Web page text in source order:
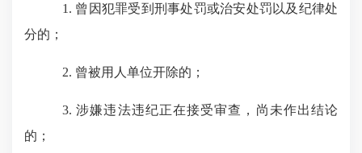
1. 曾因犯罪受到刑事处罚或治安处罚以及纪律处
分的；
2. 曾被用人单位开除的；
3.涉嫌违法违纪正在接受审查，尚未作出结论
的；